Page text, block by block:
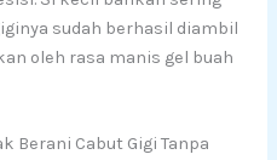
sudah berhasil diambil
oleh rasa manis gel buah
Berani Cabut Gigi Tanpa